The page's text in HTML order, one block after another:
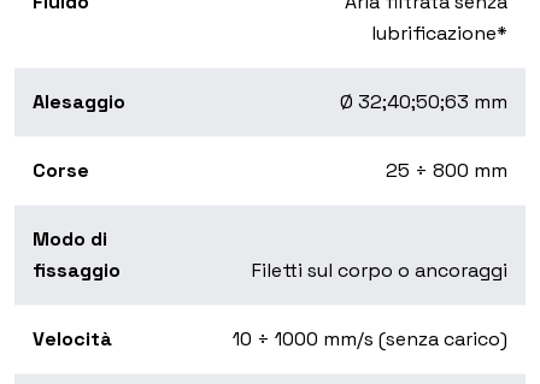
lubrificazione*
Alesaggio Ø 32;40;50;63 mm
Corse 25 ÷ 800 mm
Modo di
fissaggio
Filetti sul corpo o ancoraggi
Velocità 10 ÷ 1000 mm/s (senza carico)